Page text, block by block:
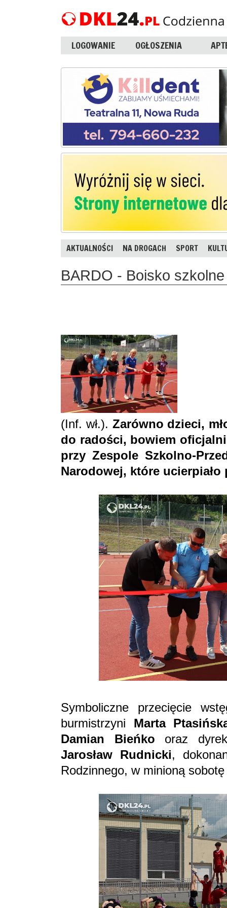
LOGOWANIE OGŁOSZENIA
AKTUALNOŚCI NA DROGACH SPORT
BARDO - Boisko
(Inf. wł.). Zarówno dzieci,
do radości, bowiem
przy Zespole Szkolno-
Narodowej, które
Symboliczne przecięcie
burmistrzyni Marta
Damian Bieńko oraz
Jarosław Rudnicki,
Rodzinnego, w minioną